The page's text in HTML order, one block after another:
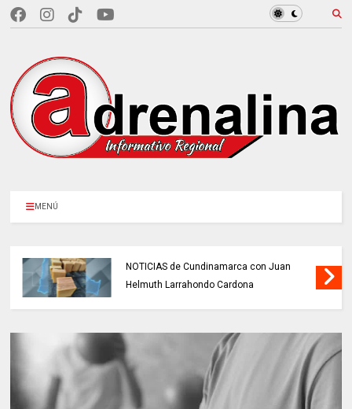
MENÚ
NOTICIAS de Cundinamarca con Juan
Helmuth Larrahondo Cardona